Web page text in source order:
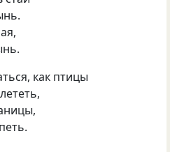
как птицы